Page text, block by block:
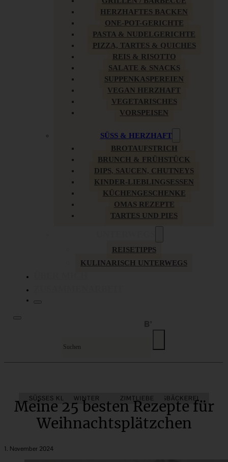
HERZHAFTES BACKEN
ONE-POT-GERICHTE
PASTA & NUDELGERICHTE
PIZZA, TARTES & QUICHES
REIS & RISOTTO
SALATE & SNACKS
SUPPENKASPEREIEN
VEGAN HERZHAFT
VEGETARISCHES
VORSPEISEN
SÜSS & HERZHAFT
BROTAUFSTRICH
BRUNCH & FRÜHSTÜCK
DIPS, SAUCEN, CHUTNEYS
KINDER-LIEBLINGSESSEN
KÜCHENGESCHENKE
OMAS REZEPTE
TARTES UND PIES
REISETIPPS
KULINARISCH UNTERWEGS
COOKIES REZEPTSAMMLUNG
SÜSSES KLEINGEBÄCK WEIHNACHTSBÄCKEREI
WINTER ZIMTLIEBE
Meine 25 besten Rezepte für
Weihnachtsplätzchen
1. November 2024